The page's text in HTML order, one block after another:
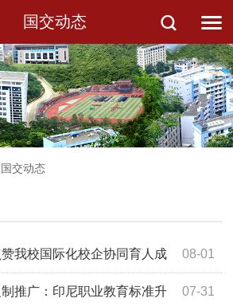
国交动态
国交动态
08-01
我校国际化校企协同育人成
07-31
推广：印尼职业教育标准升